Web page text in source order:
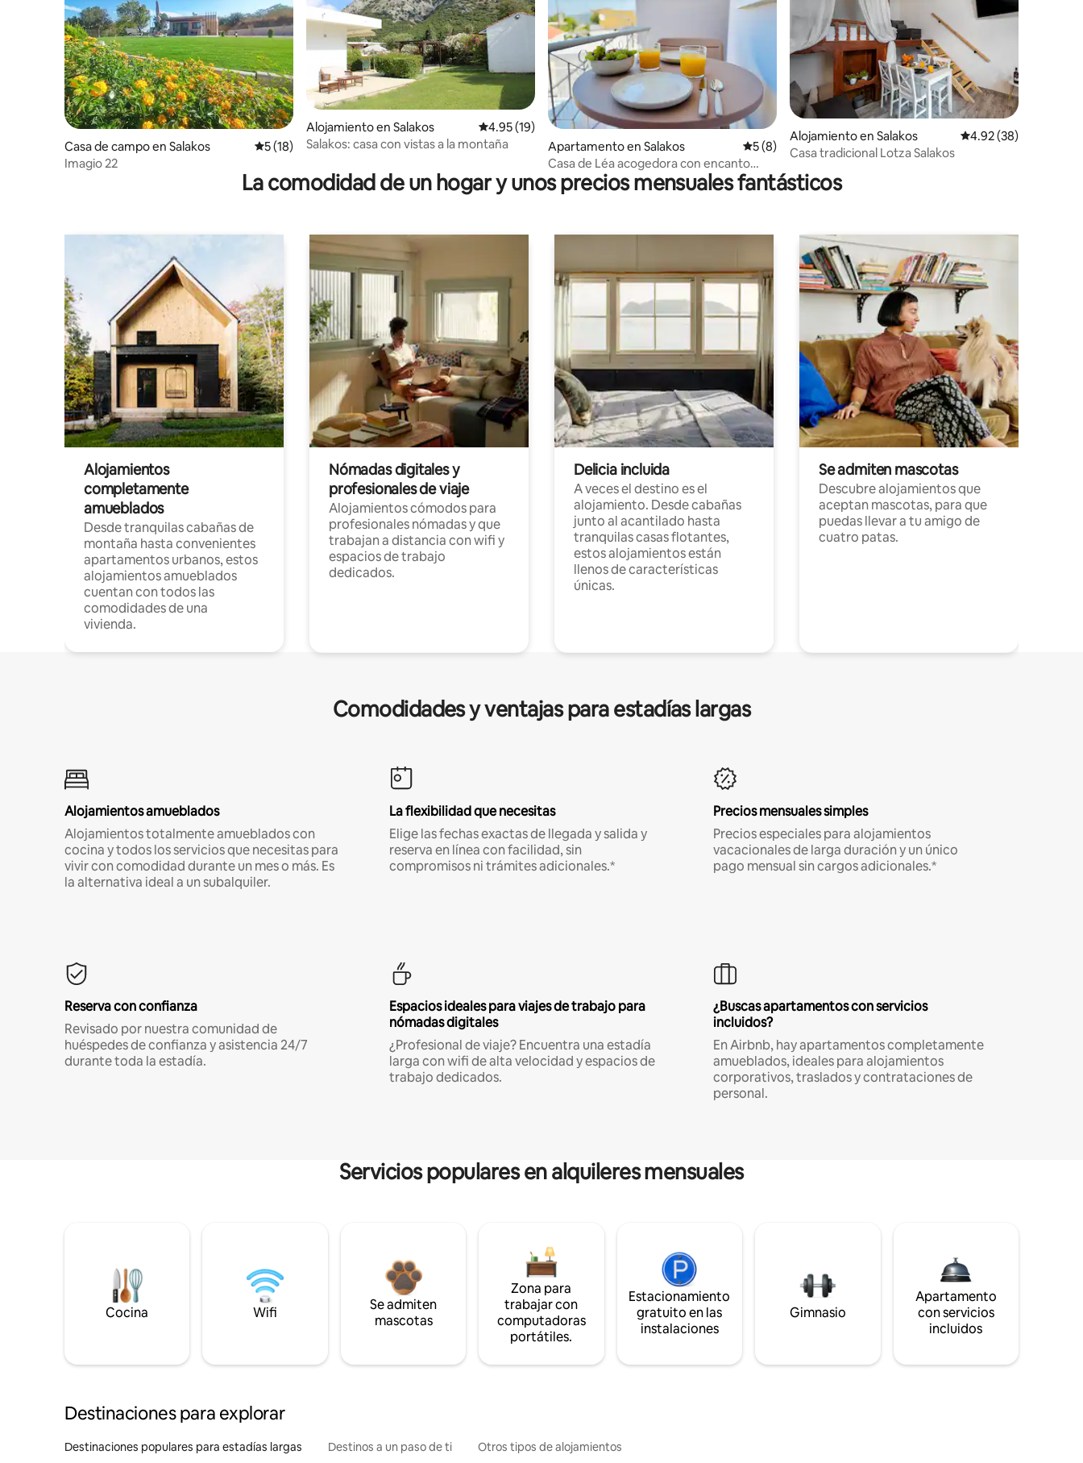
Casa de campo en Salakos Calificación promedio: 5 de 5, 18 reseñas
5 (18)
Imagio 22
Alojamiento en Salakos Calificación promedio: 4.95 de 5, 19 reseñas
4.95 (19)
Salakos: casa con vistas a la montaña
Apartamento en Salakos Calificación promedio: 5 de 5, 8 reseñas
5 (8)
Casa de Léa acogedora con encanto
elegante
Alojamiento en Salakos Calificación
4.92 (38)
Casa tradicional Lotza Salakos
La comodidad de un hogar y unos precios mensuales fantásticos
Alojamientos
completamente
amueblados
Desde tranquilas cabañas de
montaña hasta convenientes
apartamentos urbanos, estos
alojamientos amueblados
cuentan con todos las
comodidades de una
vivienda.
Nómadas digitales y
profesionales de viaje
Alojamientos cómodos para
profesionales nómadas y que
trabajan a distancia con wifi y
espacios de trabajo
dedicados.
Delicia incluida
A veces el destino es el
alojamiento. Desde cabañas
junto al acantilado hasta
tranquilas casas flotantes,
estos alojamientos están
llenos de características
únicas.
Se admiten mascotas
Descubre alojamientos que
aceptan mascotas, para que
puedas llevar a tu amigo de
cuatro patas.
Comodidades y ventajas para estadías largas
Alojamientos amueblados
Alojamientos totalmente amueblados con
cocina y todos los servicios que necesitas para
vivir con comodidad durante un mes o más. Es
la alternativa ideal a un subalquiler.
La flexibilidad que necesitas
Elige las fechas exactas de llegada y salida y
reserva en línea con facilidad, sin
compromisos ni trámites adicionales.*
Precios mensuales simples
Precios especiales para alojamientos
vacacionales de larga duración y un único
pago mensual sin cargos adicionales.*
Reserva con confianza
Revisado por nuestra comunidad de
huéspedes de confianza y asistencia 24/7
durante toda la estadía.
Espacios ideales para viajes de trabajo para
nómadas digitales
¿Profesional de viaje? Encuentra una estadía
larga con wifi de alta velocidad y espacios de
trabajo dedicados.
¿Buscas apartamentos con servicios
incluidos?
En Airbnb, hay apartamentos completamente
amueblados, ideales para alojamientos
corporativos, traslados y contrataciones de
personal.
Servicios populares en alquileres mensuales
Cocina Wifi
Se admiten
mascotas
Zona para
trabajar con
computadoras
portátiles.
Estacionamiento
gratuito en las
instalaciones
Gimnasio
Apartamento
con servicios
incluidos
Destinaciones para explorar
Destinaciones populares para estadías largas Destinos a un paso de ti Otros tipos de alojamientos